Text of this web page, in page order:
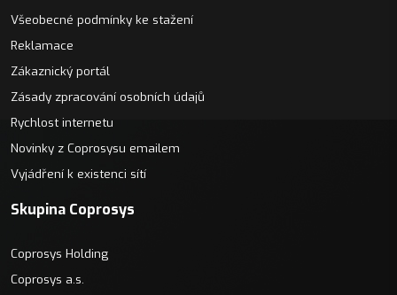
Všeobecné podmínky ke stažení
Reklamace
Zákaznický portál
Zásady zpracování osobních údajů
Rychlost internetu
Novinky z Coprosysu emailem
Vyjádření k existenci sítí
Skupina Coprosys
Coprosys Holding
Coprosys a.s.